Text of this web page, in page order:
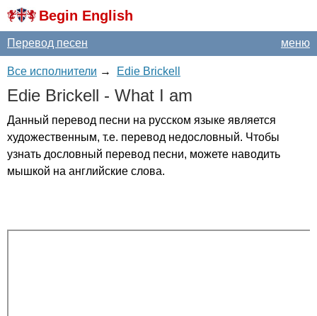
Begin English
меню
Перевод песен
Все исполнители → Edie Brickell
Edie Brickell - What I am
Данный перевод песни на русском языке является
художественным, т.е. перевод недословный. Чтобы
узнать дословный перевод песни, можете наводить
мышкой на английские слова.